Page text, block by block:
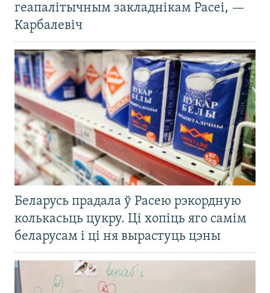
геапалітычным закладнікам Расеі, —
Карбалевіч
Беларусь прадала ў Расею рэкордную
колькасьць цукру. Ці хопіць яго самім
беларусам і ці ня вырастуць цэны